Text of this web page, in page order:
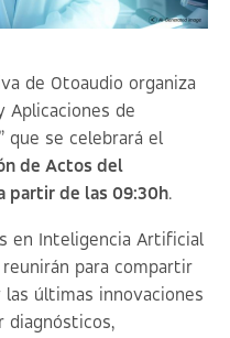
de Otoaudio organiza
Aplicaciones de
” que se celebrará el
de Actos del
partir de las 09:30h.
en Inteligencia Artificial
para compartir
últimas innovaciones
diagnósticos,